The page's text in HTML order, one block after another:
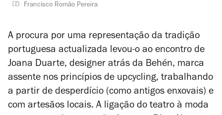
Francisco Romão Pereira
A procura por uma representação da tradição
portuguesa actualizada levou-o ao encontro de
Joana Duarte, designer atrás da Behén, marca
assente nos princípios de upcycling, trabalhando
a partir de desperdício (como antigos enxovais) e
com artesãos locais. A ligação do teatro à moda